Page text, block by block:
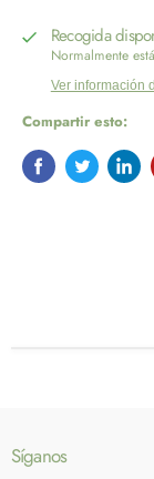
Recogida
Normalmente
Ver información
Compartir esto:
Síganos